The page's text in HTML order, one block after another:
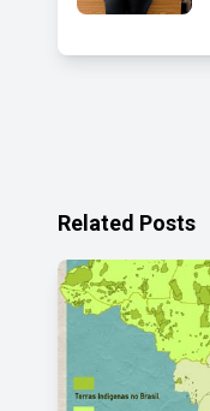
Related Posts